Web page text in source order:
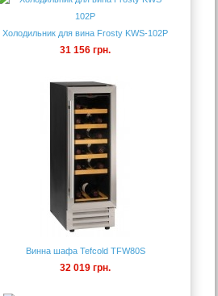
Холодильник для вина Frosty KWS-102P
31 156 грн.
Винна шафа Tefcold TFW80S
32 019 грн.